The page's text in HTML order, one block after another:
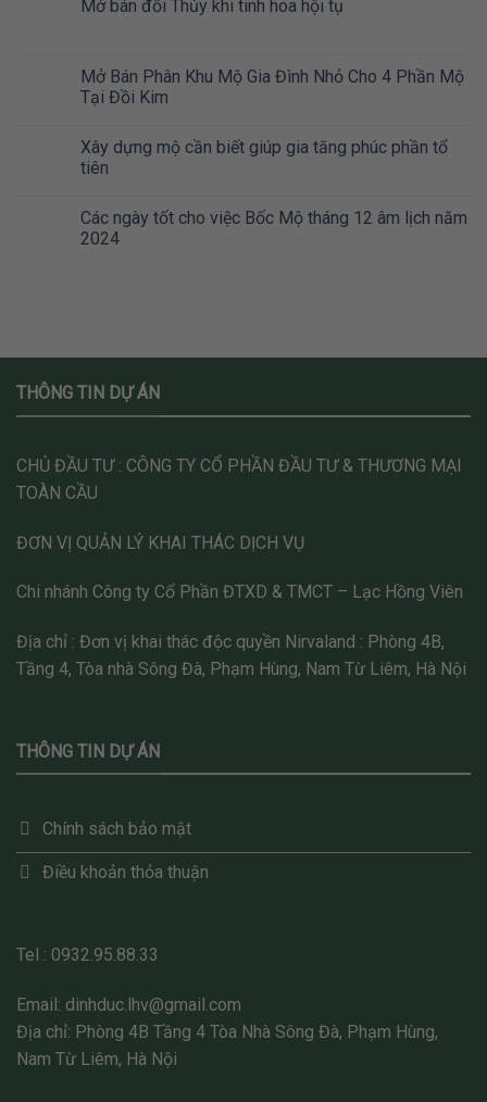
Mở bán đồi Thủy khi tinh hoa hội tụ
Mở Bán Phân Khu Mộ Gia Đình Nhỏ Cho 4 Phần Mộ
Tại Đồi Kim
Xây dựng mộ cần biết giúp gia tăng phúc phần tổ
tiên
Các ngày tốt cho việc Bốc Mộ tháng 12 âm lịch năm
2024
THÔNG TIN DỰ ÁN
CHỦ ĐẦU TƯ : CÔNG TY CỔ PHẦN ĐẦU TƯ & THƯƠNG MẠI
TOÀN CẦU
ĐƠN VỊ QUẢN LÝ KHAI THÁC DỊCH VỤ
Chi nhánh Công ty Cổ Phần ĐTXD & TMCT – Lạc Hồng Viên
Địa chỉ : Đơn vị khai thác độc quyền Nirvaland : Phòng 4B,
Tầng 4, Tòa nhà Sông Đà, Phạm Hùng, Nam Từ Liêm, Hà Nội
THÔNG TIN DỰ ÁN
Chính sách bảo mật
Điều khoản thỏa thuận
Tel : 0932.95.88.33
Email: dinhduc.lhv@gmail.com
Địa chỉ: Phòng 4B Tầng 4 Tòa Nhà Sông Đà, Phạm Hùng,
Nam Từ Liêm, Hà Nội